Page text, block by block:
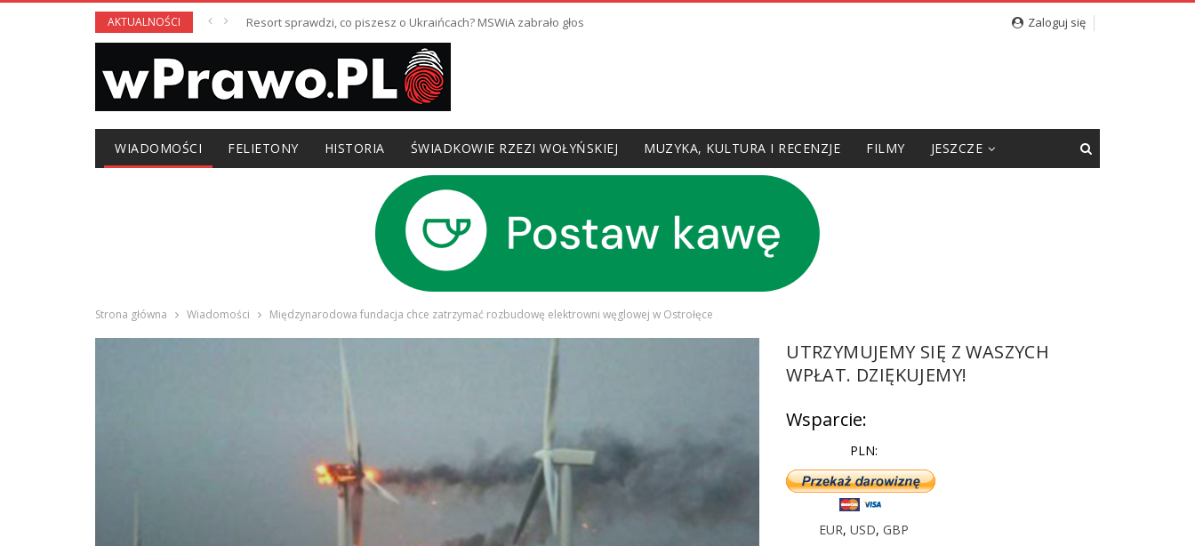
AKTUALNOŚCI Resort sprawdzi, co piszesz o Ukraińcach? MSWiA zabrało głos Zaloguj się
WIADOMOŚCI FELIETONY HISTORIA ŚWIADKOWIE RZEZI WOŁYŃSKIEJ MUZYKA, KULTURA I RECENZJE FILMY JESZCZE
Strona główna Wiadomości Międzynarodowa fundacja chce zatrzymać rozbudowę elektrowni węglowej w Ostrołęce
UTRZYMUJEMY SIĘ Z WASZYCH
WPŁAT. DZIĘKUJEMY!
Wsparcie:
PLN:
EUR,USD,GBP